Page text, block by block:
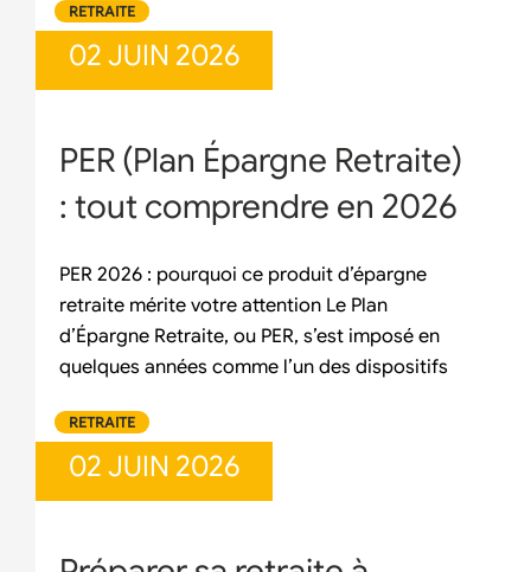
RETRAITE
02 JUIN 2026
PER (Plan Épargne Retraite)
: tout comprendre en 2026
PER 2026 : pourquoi ce produit d’épargne
retraite mérite votre attention Le Plan
d’Épargne Retraite, ou PER, s’est imposé en
quelques années comme l’un des dispositifs
RETRAITE
02 JUIN 2026